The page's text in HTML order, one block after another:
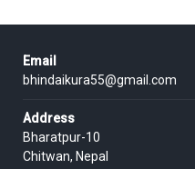
Email
bhindaikura55@gmail.com
Address
Bharatpur-10
Chitwan, Nepal